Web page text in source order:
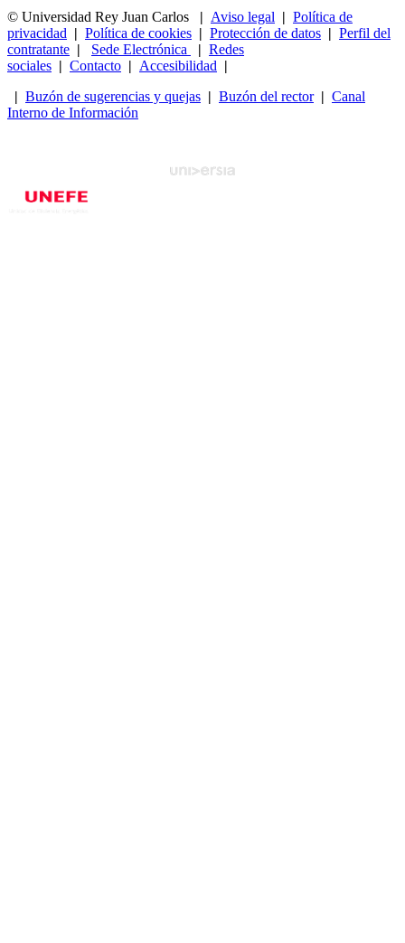
© Universidad Rey Juan Carlos
| Aviso legal | Política de
privacidad | Política de cookies | Protección de datos | Perfil del
contratante | Sede Electrónica | Redes
sociales | Contacto | Accesibilidad |
| Buzón de sugerencias y quejas | Buzón del rector| Canal
Interno de Información